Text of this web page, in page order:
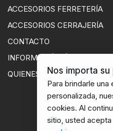
ACCESORIOS FERRETERÍA
ACCESORIOS CERRAJERÍA
CONTACTO
INFORMACIÓN ÚTIL
QUIENES SOMOSNos importa
Para brindarle una
personalizada,
cookies. Al
sitio, usted acepta